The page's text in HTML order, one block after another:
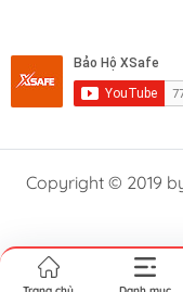
Copyright © 2019